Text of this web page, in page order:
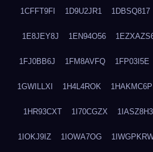
1CFFT9FI 1D9U2JR1 1DBSQ817
1E8JEY8J 1EN94O56
1FJ0BB6J 1FM8AVFQ 1FP03I5E
1GWILLXI 1H4L4ROK 1HAKMC6P
1HR93CXT 1I70CGZX 1IASZ8H3
1IOKJ9IZ 1IOWA7OG